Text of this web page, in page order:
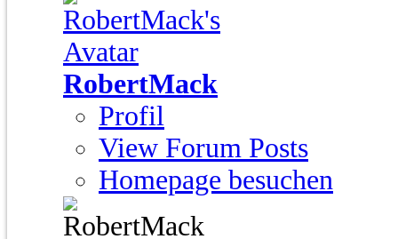
RobertMack
Profil
View Forum Posts
Homepage besuchen